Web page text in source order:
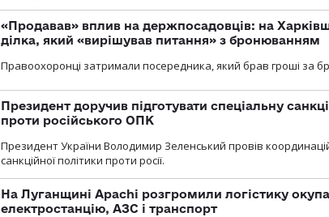
«Продавав» вплив на держпосадовців: на
ділка, який «вирішував питання» з бронюванням
Правоохоронці затримали посередника, який брав гроші за
Президент доручив підготувати спеціальну
проти російського ОПК
Президент України Володимир Зеленський провів
санкційної політики проти росії.
На Луганщині Apachi розгромили логістику
електростанцію, АЗС і транспорт